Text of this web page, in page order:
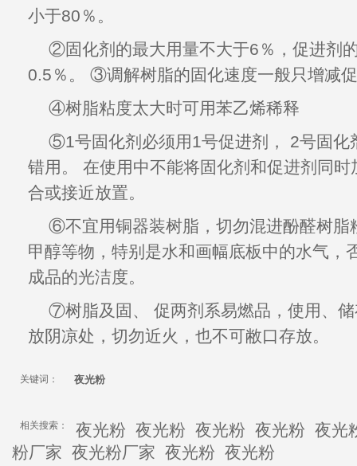
小于80％。
②固化剂的最大用量不大于6％，促进剂
0.5％。 ③调解树脂的固化速度一般只增减
④树脂粘度太大时可用苯乙烯稀释
⑤1号固化剂必须用1号促进剂， 2号固化
错用。 在使用中不能将固化剂和促进剂同
合或接近放置。
⑥不宜用铜器装树脂，切勿混进酚醛树脂
甲醇等物，特别是水和画幅底板中的水气，
成品的光洁度。
⑦树脂及固、 促两剂系易燃品，使用、
放阴凉处，切勿近火，也不可敝口存放。
关键词： 夜光粉
相关搜索： 夜光粉 夜光粉 夜光粉 夜光粉 夜光
粉厂家 夜光粉厂家 夜光粉 夜光粉